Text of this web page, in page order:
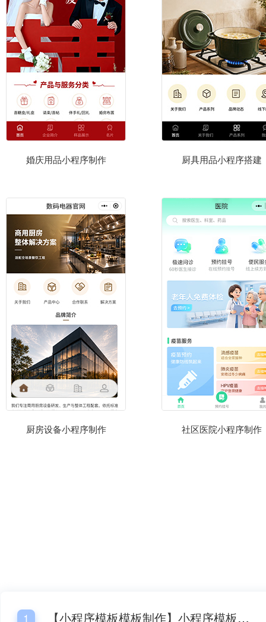
婚庆用品小程序制作 厨具用品小程序搭建
厨房设备小程序制作 社区医院小程序制作
1 【小程序模板模板制作】小程序模板模板开发平台网站